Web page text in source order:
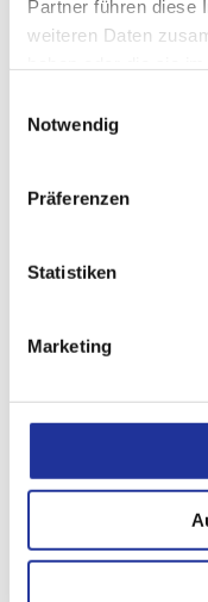
Partner führen diese
weiteren Daten
Notwendig
Präferenzen
Statistiken
Marketing
Assistenzarzt
Orthopädische
2005
2005-2006
Arzt
Oberarzt
and Ankle
Chicago, Dallas,
Centrum